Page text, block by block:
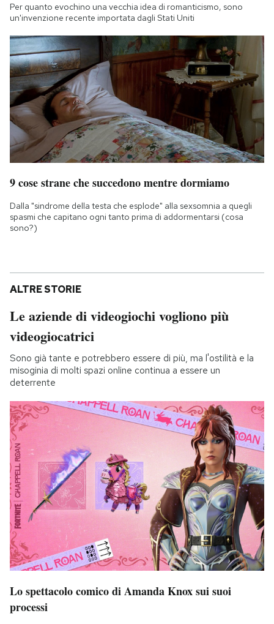
Per quanto evochino una vecchia idea di romanticismo, sono
un'invenzione recente importata dagli Stati Uniti
9 cose strane che succedono mentre dormiamo
Dalla "sindrome della testa che esplode" alla sexsomnia a quegli
spasmi che capitano ogni tanto prima di addormentarsi (cosa
sono?)
ALTRE STORIE
Le aziende di videogiochi vogliono più
videogiocatrici
Sono già tante e potrebbero essere di più, ma l'ostilità e la
misoginia di molti spazi online continua a essere un
deterrente
Lo spettacolo comico di Amanda Knox sui suoi
processi